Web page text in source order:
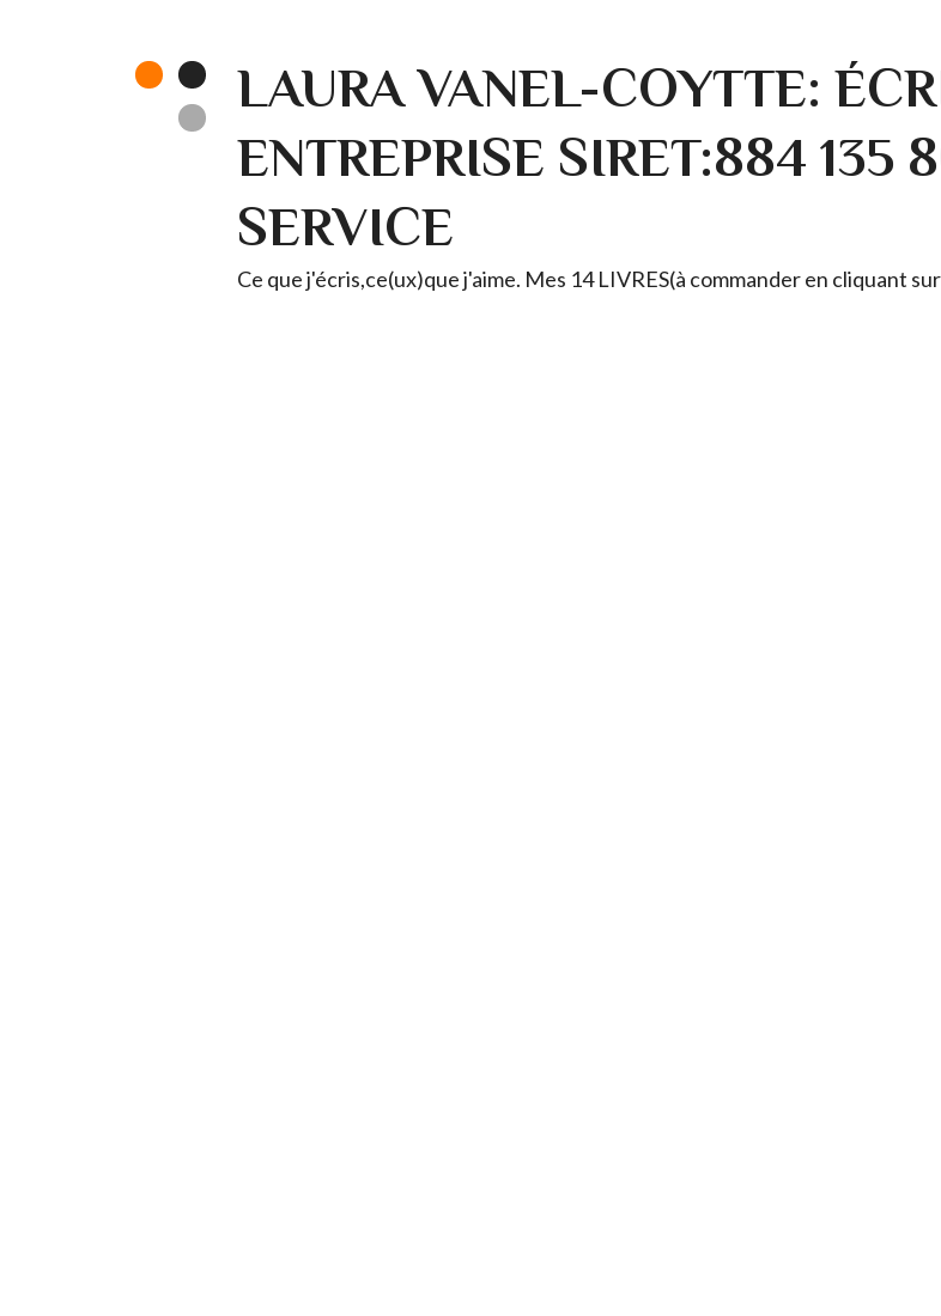
LAURA VANEL-COYTTE:
ENTREPRISE SIRET:884 135
SERVICE
Ce que j'écris,ce(ux)que j'aime. Mes 14 LIVRES(à commander en cliquant